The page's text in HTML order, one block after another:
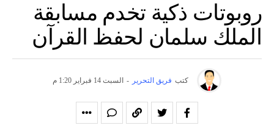
روبوتات ذكية تخدم مسابقة
الملك سلمان لحفظ القرآن
كتب فريق التحرير - السبت 14 فبراير 1:20 م